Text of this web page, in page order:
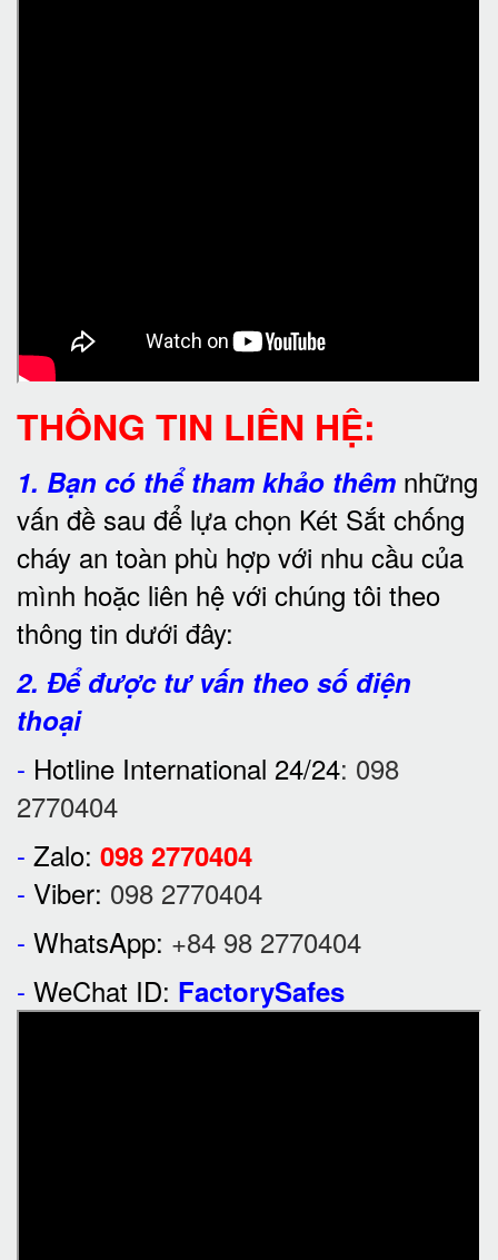
THÔNG TIN LIÊN HỆ:
1. Bạn có thể tham khảo thêm những
vấn đề sau để lựa chọn Két Sắt chống
cháy an toàn phù hợp với nhu cầu của
mình hoặc liên hệ với chúng tôi theo
thông tin dưới đây:
2. Để được tư vấn theo số điện
thoại
- Hotline International 24/24: 098
2770404
- Zalo: 098 2770404
- Viber: 098 2770404
- WhatsApp: +84 98 2770404
- WeChat ID: FactorySafes